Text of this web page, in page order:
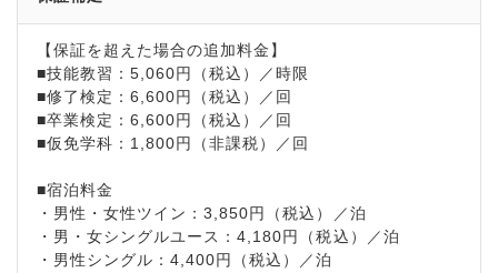
【保証を超えた場合の追加料金】
■技能教習：5,060円（税込）／時限
■修了検定：6,600円（税込）／回
■卒業検定：6,600円（税込）／回
■仮免学科：1,800円（非課税）／回
■宿泊料金
・男性・女性ツイン：3,850円（税込）／泊
・男・女シングルユース：4,180円（税込）／泊
・男性シングル：4,400円（税込）／泊